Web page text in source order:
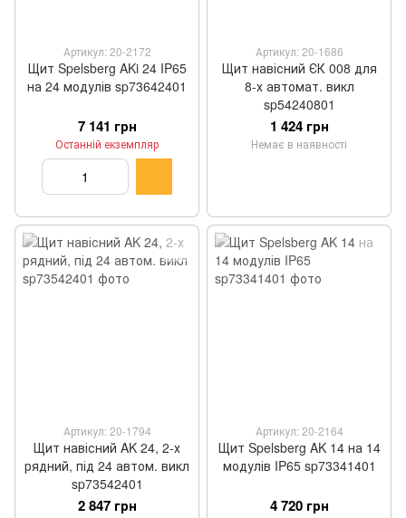
Артикул: 20-2172
Щит Spelsberg AKi 24 IP65
на 24 модулів sp73642401
7 141 грн
Останній екземпляр
Артикул: 20-1686
Щит навісний ЄК 008 для
8-х автомат. викл
sp54240801
1 424 грн
Немає в наявності
Артикул: 20-1794
Щит навісний AK 24, 2-х
рядний, під 24 автом. викл
sp73542401
2 847 грн
Артикул: 20-2164
Щит Spelsberg AK 14 на 14
модулів IP65 sp73341401
4 720 грн